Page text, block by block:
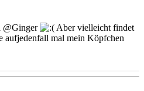
@Ginger
Aber vielleicht findet
aufjedenfall mal mein Köpfchen